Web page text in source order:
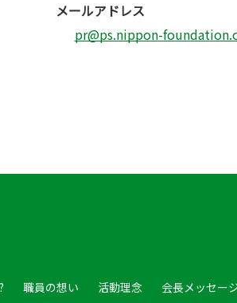
メールアドレス
pr@ps.nippon-
職員の想い 活動理念 会長メッセー